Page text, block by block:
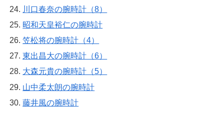
川口春奈の腕時計（8）
昭和天皇裕仁の腕時計
笠松将の腕時計（4）
東出昌大の腕時計（6）
大森元貴の腕時計（5）
山中柔太朗の腕時計
藤井風の腕時計